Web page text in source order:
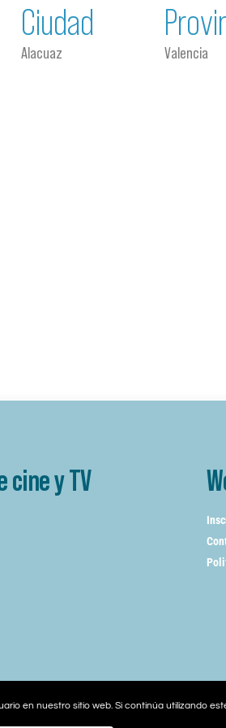
Ciudad
Alacuaz Valencia
cine y TV
en nuestro sitio web. Si continúa utilizando